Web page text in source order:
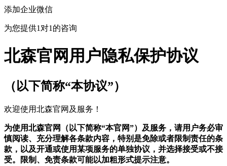
添加企业微信
为您提供1对1的咨询
北森官网用户隐私保护协议
（以下简称“本协议”）
欢迎使用北森官网及服务！
为使用北森官网（以下简称“本官网”）及服务，请用户务必审
慎阅读、充分理解各条款内容，特别是免除或者限制责任的条
款，以及开通或使用某项服务的单独协议，并选择接受或不接
受。限制、免责条款可能以加粗形式提示注意。